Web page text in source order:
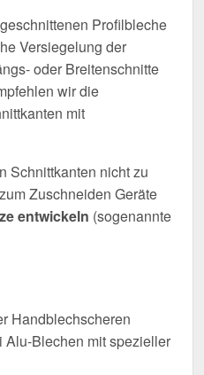
Profilbleche
Versiegelung der
oder Breitenschnitte
wir die
mit
Schnittkanten nicht zu
Zuschneiden Geräte
entwickeln (sogenannte
Handblechscheren
Blechen mit spezieller